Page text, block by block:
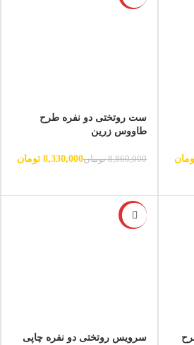
ست روتختی دو نفره طرح
طاووس زرین
8,860,000 تومان8,330,000 تومان
-6%
سرویس روتختی دو نفره چاپی